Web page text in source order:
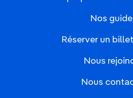
Nos
Réserver un
Nous
Nous